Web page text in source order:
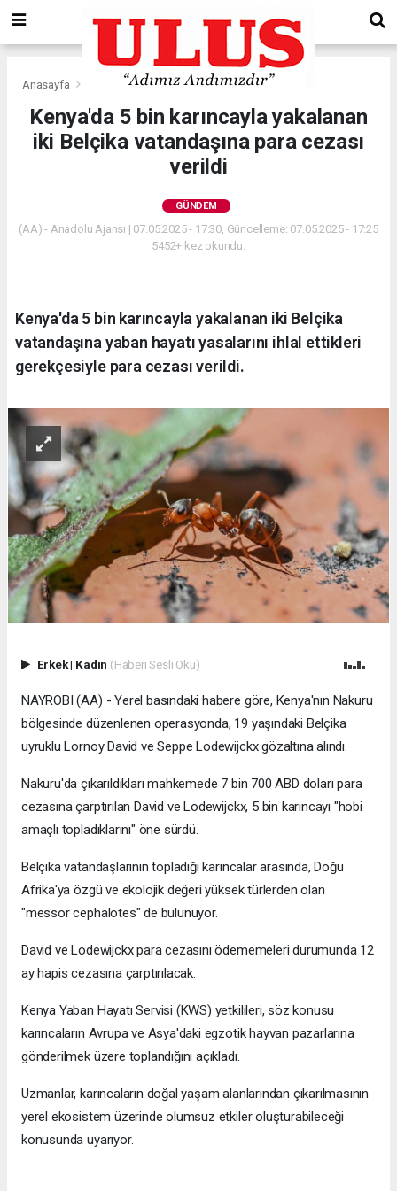
Anasayfa Gündem
Kenya'da 5 bin karıncayla yakalanan
iki Belçika vatandaşına para cezası
verildi
GÜNDEM
(AA) - Anadolu Ajansı | 07.05.2025 - 17:30, Güncelleme: 07.05.2025 - 17:25
5452+ kez okundu.
Kenya'da 5 bin karıncayla yakalanan iki Belçika
vatandaşına yaban hayatı yasalarını ihlal ettikleri
gerekçesiyle para cezası verildi.
Erkek| Kadın (Haberi Sesli Oku)
NAYROBI (AA) - Yerel basındaki habere göre, Kenya'nın Nakuru
bölgesinde düzenlenen operasyonda, 19 yaşındaki Belçika
uyruklu Lornoy David ve Seppe Lodewijckx gözaltına alındı.
Nakuru'da çıkarıldıkları mahkemede 7 bin 700 ABD doları para
cezasına çarptırılan David ve Lodewijckx, 5 bin karıncayı "hobi
amaçlı topladıklarını" öne sürdü.
Belçika vatandaşlarının topladığı karıncalar arasında, Doğu
Afrika'ya özgü ve ekolojik değeri yüksek türlerden olan
"messor cephalotes" de bulunuyor.
David ve Lodewijckx para cezasını ödememeleri durumunda 12
ay hapis cezasına çarptırılacak.
Kenya Yaban Hayatı Servisi (KWS) yetkilileri, söz konusu
karıncaların Avrupa ve Asya'daki egzotik hayvan pazarlarına
gönderilmek üzere toplandığını açıkladı.
Uzmanlar, karıncaların doğal yaşam alanlarından çıkarılmasının
yerel ekosistem üzerinde olumsuz etkiler oluşturabileceği
konusunda uyarıyor.